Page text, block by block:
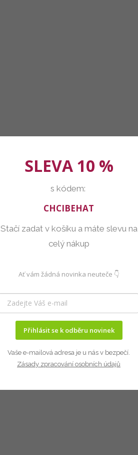
SLEVA 10 %
s kódem:
CHCIBEHAT
Stačí zadat v košíku a máte slevu na
celý nákup
Ať vám žádná novinka neuteče 👇
Přihlásit se k odběru novinek
Vaše e-mailová adresa je u nás v bezpečí.
Zásady zpracování osobních údajů